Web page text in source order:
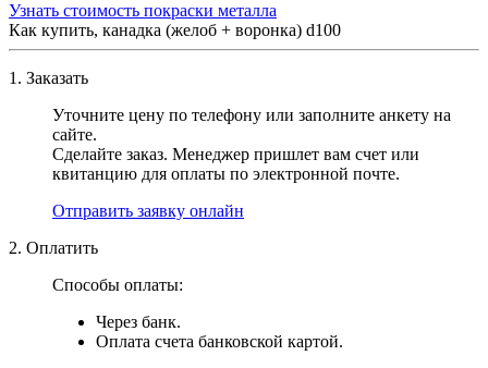
Узнать стоимость покраски металла
Как купить, канадка (желоб + воронка) d100
1. Заказать
Уточните цену по телефону или заполните анкету на
сайте.
Сделайте заказ. Менеджер пришлет вам счет или
квитанцию для оплаты по электронной почте.
Отправить заявку онлайн
2. Оплатить
Способы оплаты:
Через банк.
Оплата счета банковской картой.